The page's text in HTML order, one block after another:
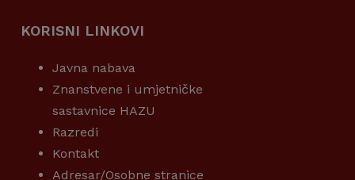
KORISNI LINKOVI
Javna nabava
Znanstvene i umjetničke
sastavnice HAZU
Razredi
Kontakt
Adresar/Osobne stranice